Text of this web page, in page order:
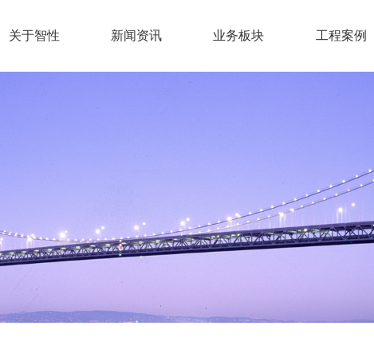
关于智性 新闻资讯 业务板块 工程案例